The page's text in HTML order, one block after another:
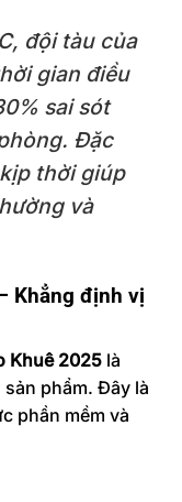
đội tàu của
gian điều
sai sót
Đặc
thời giúp
và
Khẳng định vị
Khuê 2025 là
phẩm. Đây là
phần mềm và